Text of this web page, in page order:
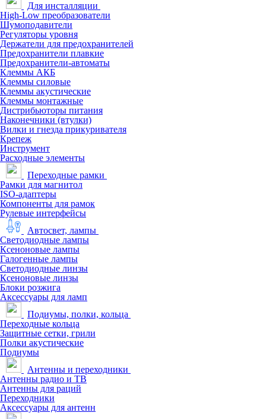
Для инсталляции
High-Low преобразователи
Шумоподавители
Регуляторы уровня
Держатели для предохранителей
Предохранители плавкие
Предохранители-автоматы
Клеммы АКБ
Клеммы силовые
Клеммы акустические
Клеммы монтажные
Дистрибьюторы питания
Наконечники (втулки)
Вилки и гнезда прикуривателя
Крепеж
Инструмент
Расходные элементы
Переходные рамки
Рамки для магнитол
ISO-адаптеры
Компоненты для рамок
Рулевые интерфейсы
Автосвет, лампы
Светодиодные лампы
Ксеноновые лампы
Галогенные лампы
Светодиодные линзы
Ксеноновые линзы
Блоки розжига
Аксессуары для ламп
Подиумы, полки, кольца
Переходные кольца
Защитные сетки, грили
Полки акустические
Подиумы
Антенны и переходники
Антенны радио и ТВ
Антенны для раций
Переходники
Аксессуары для антенн